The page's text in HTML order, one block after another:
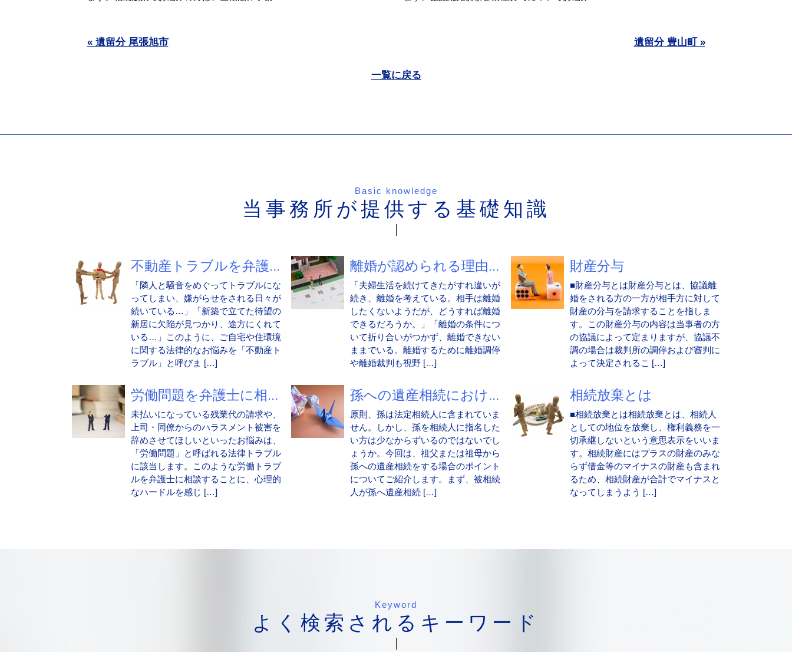
« 遺留分 尾張旭市 遺留分 豊山町 »
一覧に戻る
Basic knowledge
当事務所が提供する基礎知識
不動産トラブルを弁護...
「隣人と騒音をめぐってトラブルにな
ってしまい、嫌がらせをされる日々が
続いている…」「新築で立てた待望の
新居に欠陥が見つかり、途方にくれて
いる…」このように、ご自宅や住環境
に関する法律的なお悩みを「不動産ト
ラブル」と呼びま […]
離婚が認められる理由...
「夫婦生活を続けてきたがすれ違いが
続き、離婚を考えている。相手は離婚
したくないようだが、どうすれば離婚
できるだろうか。」「離婚の条件につ
いて折り合いがつかず、離婚できない
ままでいる。離婚するために離婚調停
や離婚裁判も視野 […]
財産分与
■財産分与とは財産分与とは、協議離
婚をされる方の一方が相手方に対して
財産の分与を請求することを指しま
す。この財産分与の内容は当事者の方
の協議によって定まりますが、協議不
調の場合は裁判所の調停および審判に
よって決定されるこ […]
労働問題を弁護士に相...
未払いになっている残業代の請求や、
上司・同僚からのハラスメント被害を
辞めさせてほしいといったお悩みは、
「労働問題」と呼ばれる法律トラブル
に該当します。このような労働トラブ
ルを弁護士に相談することに、心理的
なハードルを感じ […]
孫への遺産相続におけ...
原則、孫は法定相続人に含まれていま
せん。しかし、孫を相続人に指名した
い方は少なからずいるのではないでし
ょうか。今回は、祖父または祖母から
孫への遺産相続をする場合のポイント
についてご紹介します。まず、被相続
人が孫へ遺産相続 […]
相続放棄とは
■相続放棄とは相続放棄とは、相続人
としての地位を放棄し、権利義務を一
切承継しないという意思表示をいいま
す。相続財産にはプラスの財産のみな
らず借金等のマイナスの財産も含まれ
るため、相続財産が合計でマイナスと
なってしまうよう […]
Keyword
よく検索されるキーワード